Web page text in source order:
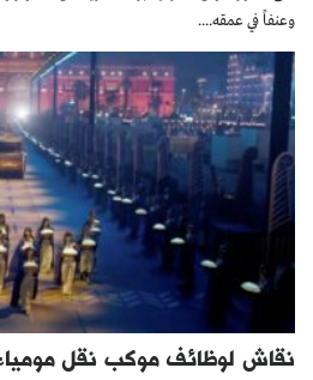
وعنفاً في عمقه....
نقاش لوظائف موكب نقل